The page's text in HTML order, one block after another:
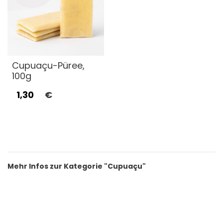
Cupuaçu-Püree,
100g
1,30
€
Mehr Infos zur Kategorie "Cupuaçu"